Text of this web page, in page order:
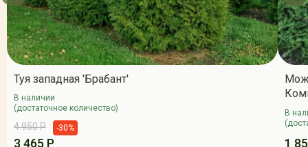
Туя западная 'Брабант'
В наличии
(достаточное количество)
4 950 Р -30%
3 465 Р
В
1